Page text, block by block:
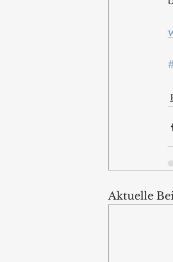
Aktuelle